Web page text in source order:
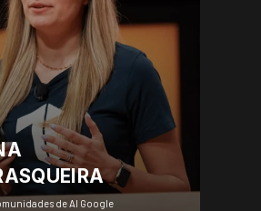
de AI Google